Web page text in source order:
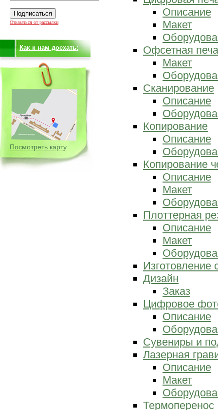
Отказаться от рассылки
Как к нам доехать:
Посмотреть карту
Описание
Макет
Офсетная
Макет
Сканирование
Описание
Копирование
Описание
Копирование
Описание
Макет
Плоттерная
Описание
Макет
Изготовление
Дизайн
Заказ
Цифровое
Описание
Сувениры и
Лазерная
Описание
Макет
Термоперенос